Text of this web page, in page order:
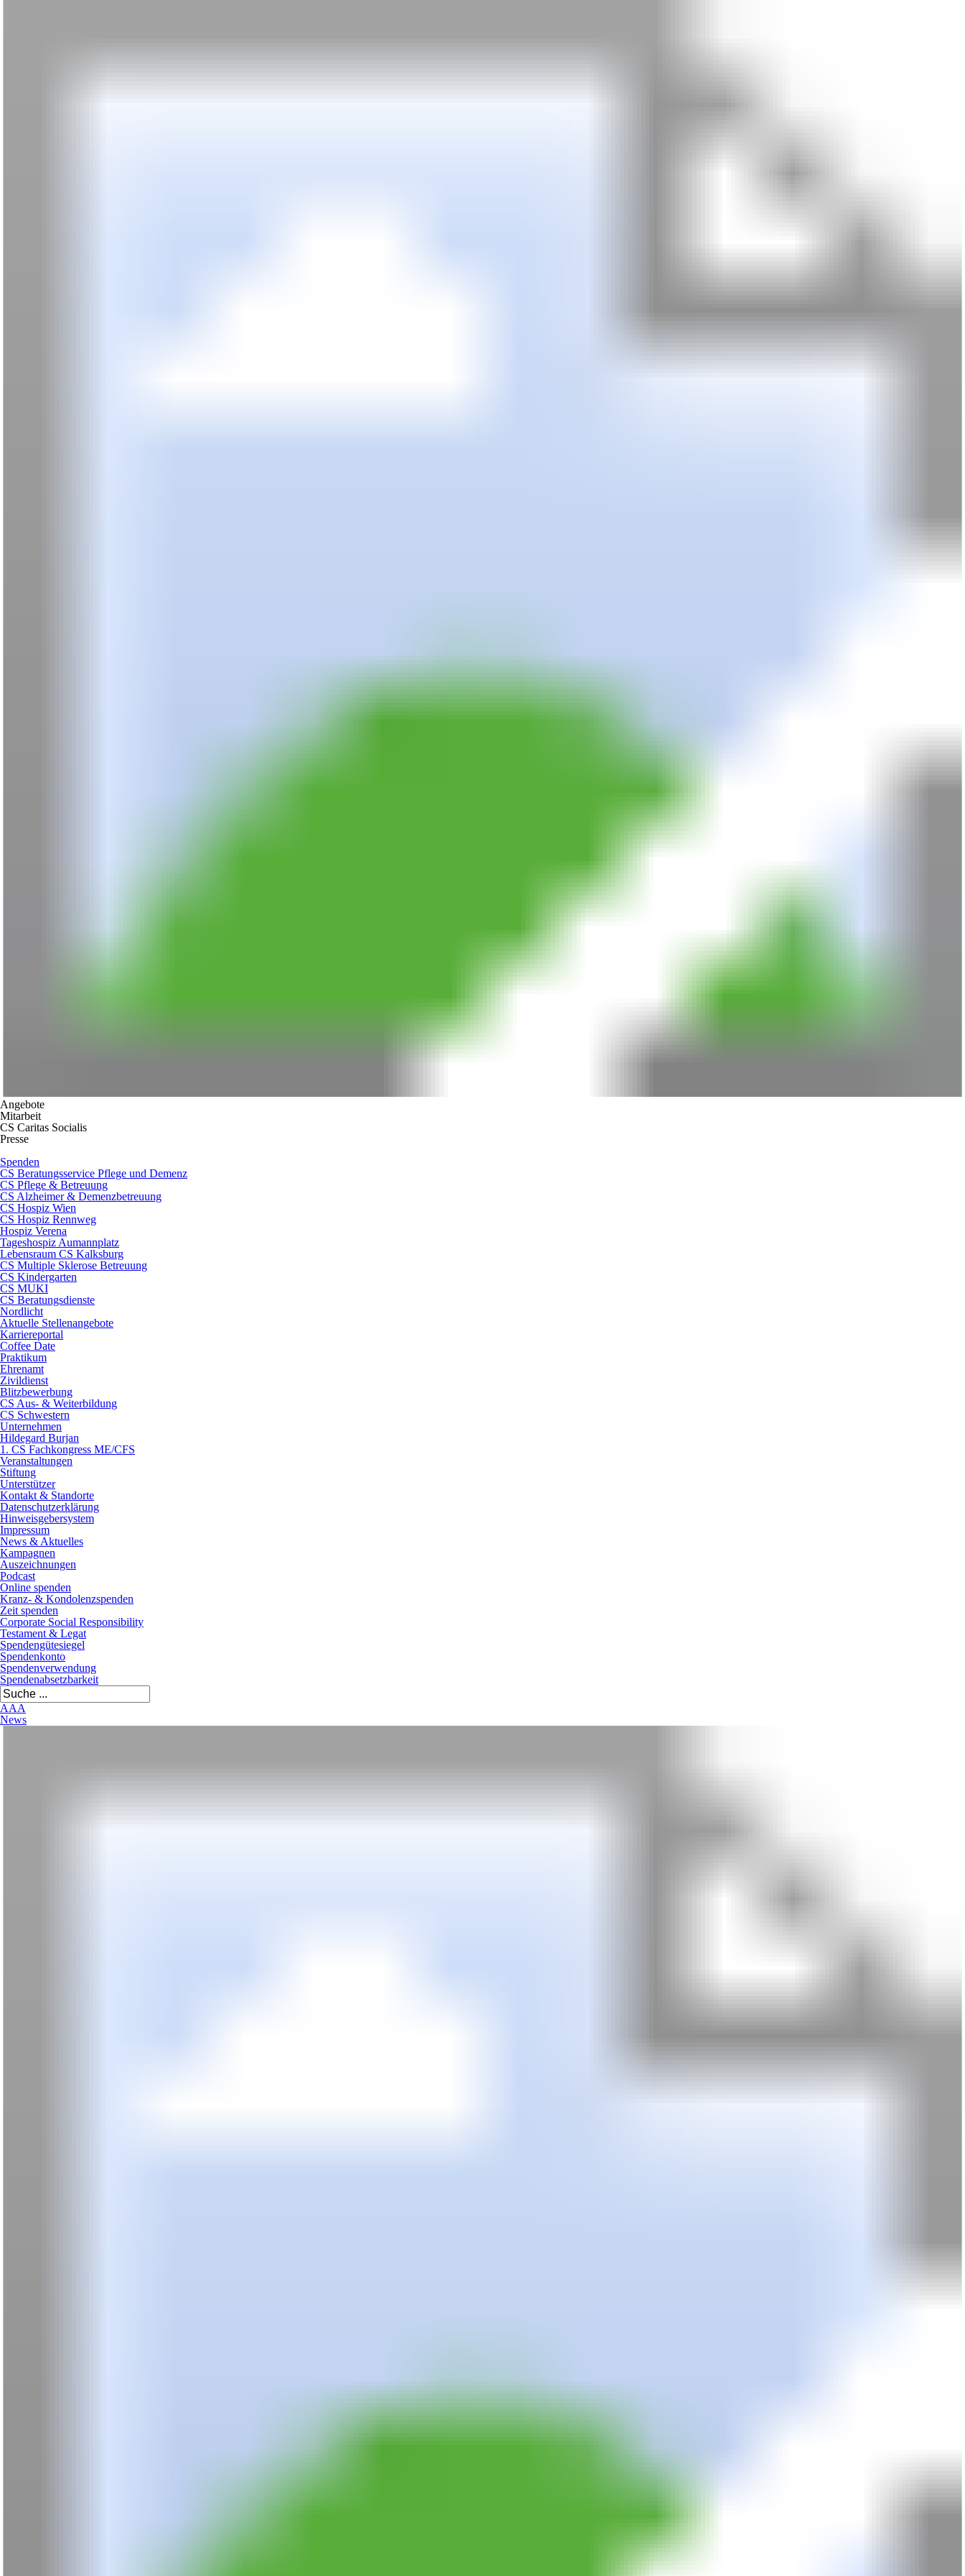
Angebote
Mitarbeit
CS Caritas Socialis
Presse
Spenden
CS Beratungsservice Pflege und Demenz
CS Pflege & Betreuung
CS Alzheimer & Demenzbetreuung
CS Hospiz Wien
CS Hospiz Rennweg
Hospiz Verena
Tageshospiz Aumannplatz
Lebensraum CS Kalksburg
CS Multiple Sklerose Betreuung
CS Kindergarten
CS MUKI
CS Beratungsdienste
Nordlicht
Aktuelle Stellenangebote
Karriereportal
Coffee Date
Praktikum
Ehrenamt
Zivildienst
Blitzbewerbung
CS Aus- & Weiterbildung
CS Schwestern
Unternehmen
Hildegard Burjan
1. CS Fachkongress ME/CFS
Veranstaltungen
Stiftung
Unterstützer
Kontakt & Standorte
Datenschutzerklärung
Hinweisgebersystem
Impressum
News & Aktuelles
Kampagnen
Auszeichnungen
Podcast
Online spenden
Kranz- & Kondolenzspenden
Zeit spenden
Corporate Social Responsibility
Testament & Legat
Spendengütesiegel
Spendenkonto
Spendenverwendung
Spendenabsetzbarkeit
AAA
News